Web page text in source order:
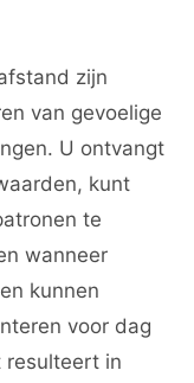
zijn
van gevoelige
U ontvangt
kunt
te
wanneer
kunnen
voor dag
resulteert in